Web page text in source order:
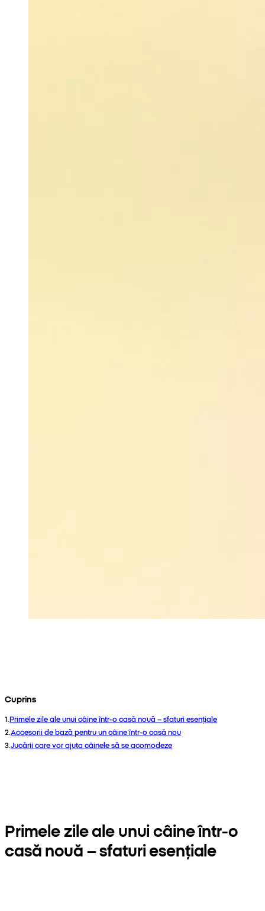
Cuprins
1.Primele zile ale unui câine într-o casă nouă – sfaturi esențiale
2.Accesorii de bază pentru un câine într-o casă nou
3.Jucării care vor ajuta câinele să se acomodeze
Primele zile ale unui câine într-o
casă nouă – sfaturi esențiale